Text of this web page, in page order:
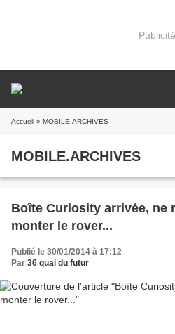
Publicité
Accueil » MOBILE.ARCHIVES
MOBILE.ARCHIVES
Boîte Curiosity arrivée, ne
monter le rover...
Publié le 30/01/2014 à 17:12
Par 36 quai du futur